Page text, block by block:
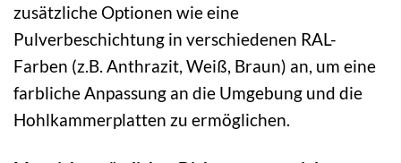
zusätzliche Optionen wie eine
Pulverbeschichtung in verschiedenen RAL-
Farben (z.B. Anthrazit, Weiß, Braun) an, um eine
farbliche Anpassung an die Umgebung und die
Hohlkammerplatten zu ermöglichen.